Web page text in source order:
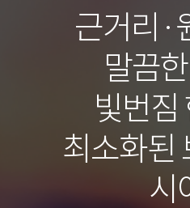
근거리·
말끔
빛번짐
최소화된
시